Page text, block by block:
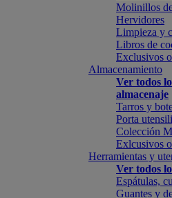
Molinillos
Hervidores
Limpieza y
Libros de
Exclusivos
Almacenamiento
Ver todos
almacenaje
Tarros y
Porta
Colección
Exlcusivos
Herramientas y
Ver todos
Espátulas,
Guantes y